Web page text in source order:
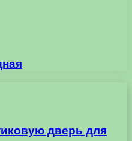
дверь для